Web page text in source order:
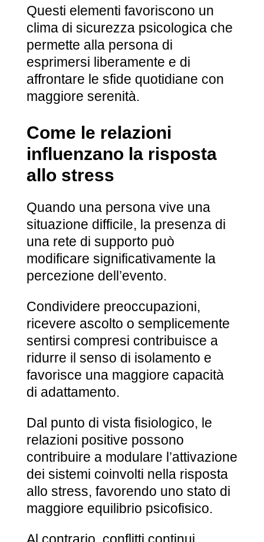
Questi elementi favoriscono un
clima di sicurezza psicologica che
permette alla persona di
esprimersi liberamente e di
affrontare le sfide quotidiane con
maggiore serenità.
Come le relazioni
influenzano la risposta
allo stress
Quando una persona vive una
situazione difficile, la presenza di
una rete di supporto può
modificare significativamente la
percezione dell’evento.
Condividere preoccupazioni,
ricevere ascolto o semplicemente
sentirsi compresi contribuisce a
ridurre il senso di isolamento e
favorisce una maggiore capacità
di adattamento.
Dal punto di vista fisiologico, le
relazioni positive possono
contribuire a modulare l’attivazione
dei sistemi coinvolti nella risposta
allo stress, favorendo uno stato di
maggiore equilibrio psicofisico.